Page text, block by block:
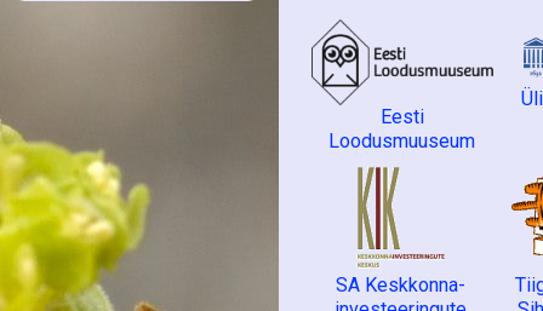
Eesti
Loodusmuuseum
SA Keskkonna-